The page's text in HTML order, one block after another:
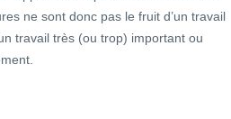
ne sont donc pas le fruit d’un travail
travail très (ou trop) important ou